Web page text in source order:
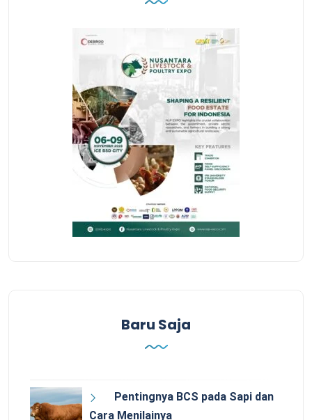
Baru Saja
Pentingnya BCS pada Sapi dan
Cara Menilainya